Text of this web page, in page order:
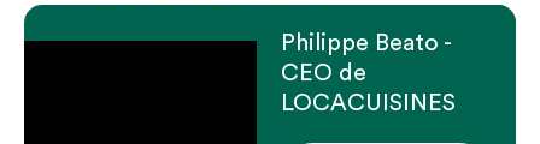
Philippe Beato -
CEO de
LOCACUISINES